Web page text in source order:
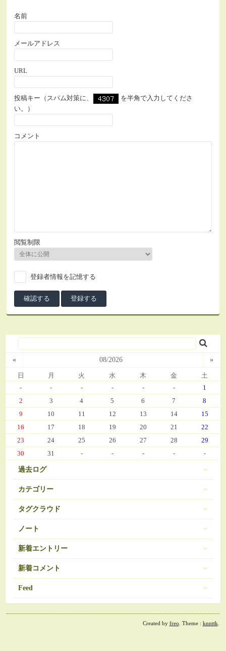
名前
メールアドレス
URL
投稿キー（スパム対策に、
を半角で入力してくださ
い。）
コメント
閲覧制限
登録者情報を記憶する
« 08/2026 »
日 月 火 水 木 金 土
- - - - - -
1
2
3 4 5 6 7
8
9
10 11 12 13 14
15
16
17 18 19 20 21
22
23
24 25 26 27 28
29
30
31 - - - - -
過去ログ
カテゴリー
伊豆 (303)
日常 (560)
娘の成長 (669)
ゲーム (342)
ガーデニング (39)
タグクラウド
BRAVELY DEFAULT
SDガンダム お弁当
お気に入り（私）
アーマードコア エランシア
オンラインゲーム 508 ガンダム 24
ノート
ノートは登録されていません。
新着エントリー
javascript 再勉強中
新着コメント
Re:エランシア DSH版SS
2026/06/18 from 承認待ち
Feed
Created by freo . Theme : knnttk